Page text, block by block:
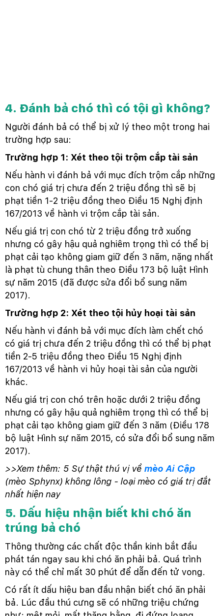
4. Đánh bả chó thì có tội gì không?
Người đánh bả có thể bị xử lý theo một trong hai
trường hợp sau:
Trường hợp 1: Xét theo tội trộm cắp tài sản
Nếu hành vi đánh bả với mục đích trộm cắp những
con chó giá trị chưa đến 2 triệu đồng thì sẽ bị
phạt tiền 1-2 triệu đồng theo Điều 15 Nghị định
167/2013 về hành vi trộm cắp tài sản.
Nếu giá trị con chó từ 2 triệu đồng trở xuống
nhưng có gây hậu quả nghiêm trọng thì có thể bị
phạt cải tạo không giam giữ đến 3 năm, nặng nhất
là phạt tù chung thân theo Điều 173 bộ luật Hình
sự năm 2015 (đã được sửa đổi bổ sung năm
2017).
Trường hợp 2: Xét theo tội hủy hoại tài sản
Nếu hành vi đánh bả với mục đích làm chết chó
có giá trị chưa đến 2 triệu đồng thì có thể bị phạt
tiền 2-5 triệu đồng theo Điều 15 Nghị định
167/2013 về hành vi hủy hoại tài sản của người
khác.
Nếu giá trị con chó trên hoặc dưới 2 triệu đồng
nhưng có gây hậu quả nghiêm trọng thì có thể bị
phạt cải tạo không giam giữ đến 3 năm (Điều 178
bộ luật Hình sự năm 2015, có sửa đổi bổ sung năm
2017).
>>Xem thêm: 5 Sự thật thú vị về mèo Ai Cập
(mèo Sphynx) không lông - loại mèo có giá trị đắt
nhất hiện nay
5. Dấu hiệu nhận biết khi chó ăn
trúng bả chó
Thông thường các chất độc thần kinh bắt đầu
phát tán ngay sau khi chó ăn phải bả. Quá trình
này có thể chỉ mất 30 phút để dẫn đến tử vong.
Có rất ít dấu hiệu ban đầu nhận biết chó ăn phải
bả. Lúc đầu thú cưng sẽ có những triệu chứng